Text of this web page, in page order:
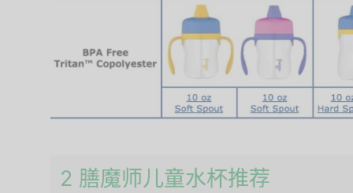
2 膳魔师儿童水杯推荐